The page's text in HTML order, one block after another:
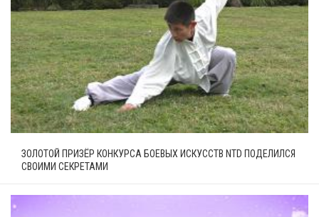
ЗОЛОТОЙ ПРИЗЁР КОНКУРСА БОЕВЫХ ИСКУССТВ NTD ПОДЕЛИЛСЯ
СВОИМИ СЕКРЕТАМИ